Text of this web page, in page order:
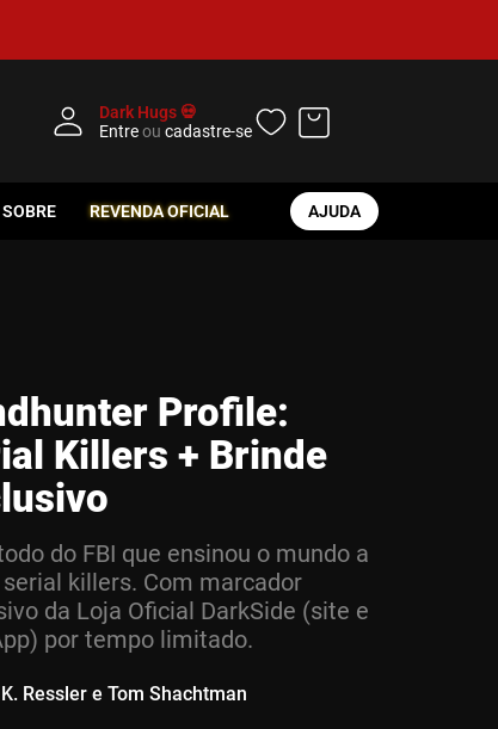
Dark Hugs 💀
Entreou cadastre-se
SOBRE REVENDA OFICIAL AJUDA
Profile:
Killers + Brinde
do FBI que ensinou o mundo a
killers. Com marcador
da Loja Oficial DarkSide (site e
por tempo limitado.
Ressler e Tom Shachtman